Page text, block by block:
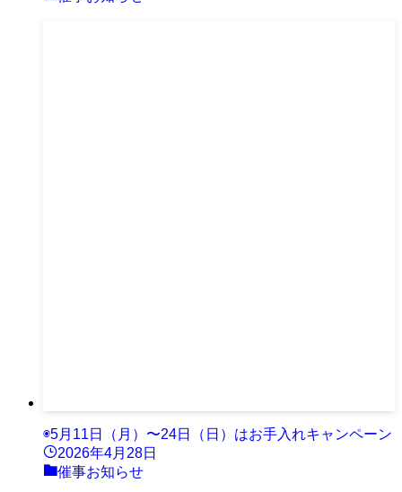
◉5月11日（月）〜24日（日）はお手入れキャンペーン
2026年4月28日
催事お知らせ